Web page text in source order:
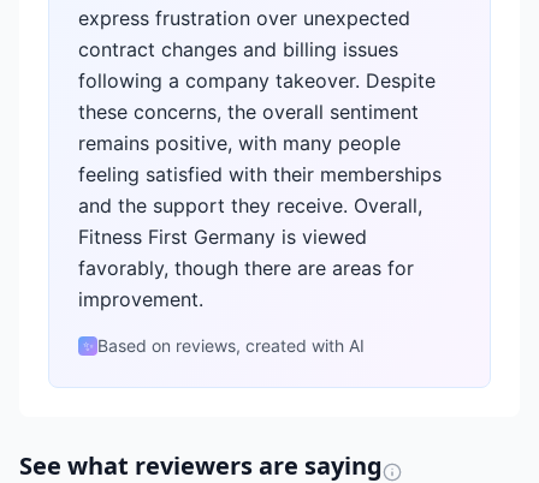
express frustration over unexpected
contract changes and billing issues
following a company takeover. Despite
these concerns, the overall sentiment
remains positive, with many people
feeling satisfied with their memberships
and the support they receive. Overall,
Fitness First Germany is viewed
favorably, though there are areas for
improvement.
✨ Based on reviews, created with AI
See what reviewers are saying